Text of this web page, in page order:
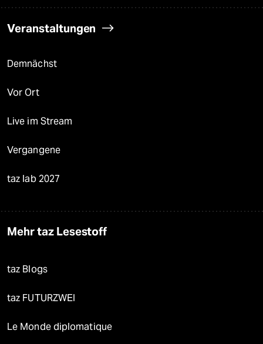
Veranstaltungen
Demnächst
Vor Ort
Live im Stream
Vergangene
taz lab 2027
Mehr taz Lesestoff
taz Blogs
taz FUTURZWEI
Le Monde diplomatique